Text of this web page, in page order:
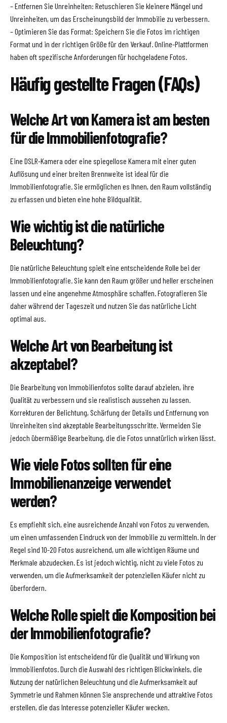
– Entfernen Sie Unreinheiten: Retuschieren Sie kleinere Mängel und
Unreinheiten, um das Erscheinungsbild der Immobilie zu verbessern.
– Optimieren Sie das Format: Speichern Sie die Fotos im richtigen
Format und in der richtigen Größe für den Verkauf. Online-Plattformen
haben oft spezifische Anforderungen für hochgeladene Fotos.
Häufig gestellte Fragen (FAQs)
Welche Art von Kamera ist am besten
für die Immobilienfotografie?
Eine DSLR-Kamera oder eine spiegellose Kamera mit einer guten
Auflösung und einer breiten Brennweite ist ideal für die
Immobilienfotografie. Sie ermöglichen es Ihnen, den Raum vollständig
zu erfassen und bieten eine hohe Bildqualität.
Wie wichtig ist die natürliche
Beleuchtung?
Die natürliche Beleuchtung spielt eine entscheidende Rolle bei der
Immobilienfotografie. Sie kann den Raum größer und heller erscheinen
lassen und eine angenehme Atmosphäre schaffen. Fotografieren Sie
daher während der Tageszeit und nutzen Sie das natürliche Licht
optimal aus.
Welche Art von Bearbeitung ist
akzeptabel?
Die Bearbeitung von Immobilienfotos sollte darauf abzielen, ihre
Qualität zu verbessern und sie realistisch aussehen zu lassen.
Korrekturen der Belichtung, Schärfung der Details und Entfernung von
Unreinheiten sind akzeptable Bearbeitungsschritte. Vermeiden Sie
jedoch übermäßige Bearbeitung, die die Fotos unnatürlich wirken lässt.
Wie viele Fotos sollten für eine
Immobilienanzeige verwendet
werden?
Es empfiehlt sich, eine ausreichende Anzahl von Fotos zu verwenden,
um einen umfassenden Eindruck von der Immobilie zu vermitteln. In der
Regel sind 10-20 Fotos ausreichend, um alle wichtigen Räume und
Merkmale abzudecken. Es ist jedoch wichtig, nicht zu viele Fotos zu
verwenden, um die Aufmerksamkeit der potenziellen Käufer nicht zu
überfordern.
Welche Rolle spielt die Komposition bei
der Immobilienfotografie?
Die Komposition ist entscheidend für die Qualität und Wirkung von
Immobilienfotos. Durch die Auswahl des richtigen Blickwinkels, die
Nutzung der natürlichen Beleuchtung und die Aufmerksamkeit auf
Symmetrie und Rahmen können Sie ansprechende und attraktive Fotos
erstellen, die das Interesse potenzieller Käufer wecken.